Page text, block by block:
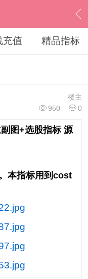
充值 精品指标
楼主
950
0
图+选股指标 源
本指标用到cost